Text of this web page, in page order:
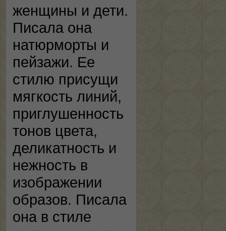
женщины и дети.
Писала она
натюрморты и
пейзажи. Ее
стилю присущи
мягкость линий,
приглушенность
тонов цвета,
деликатность и
нежность в
изображении
образов. Писала
она в стиле